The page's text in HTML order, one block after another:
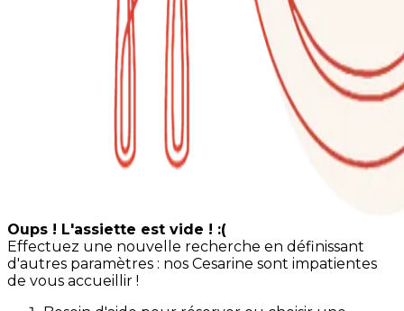
Oups ! L'assiette est vide ! :(
Effectuez une nouvelle recherche en définissant
d'autres paramètres : nos Cesarine sont impatientes
de vous accueillir !